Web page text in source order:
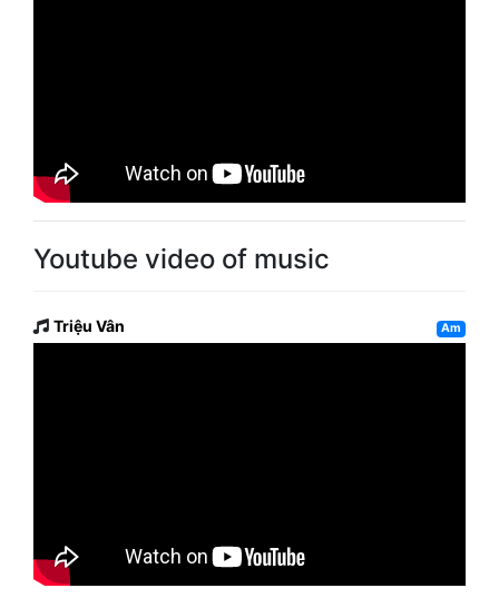
Youtube video of music
Triệu Vân Am